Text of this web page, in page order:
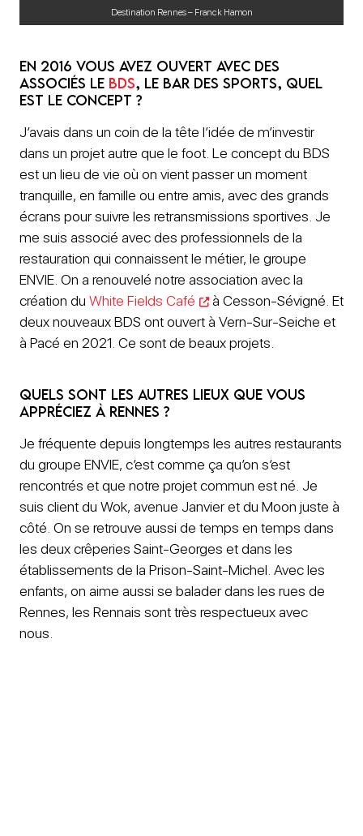
Destination Rennes – Franck Hamon
En 2016 vous avez ouvert avec des
associés le BDS, le Bar des Sports, quel
est le concept ?
J’avais dans un coin de la tête l’idée de m’investir
dans un projet autre que le foot. Le concept du BDS
est un lieu de vie où on vient passer un moment
tranquille, en famille ou entre amis, avec des grands
écrans pour suivre les retransmissions sportives. Je
me suis associé avec des professionnels de la
restauration qui connaissent le métier, le groupe
ENVIE. On a renouvelé notre association avec la
création du White Fields Café
à Cesson-Sévigné. Et
deux nouveaux BDS ont ouvert à Vern-Sur-Seiche et
à Pacé en 2021. Ce sont de beaux projets.
Quels sont les autres lieux que vous
appréciez à Rennes ?
Je fréquente depuis longtemps les autres restaurants
du groupe ENVIE, c’est comme ça qu’on s’est
rencontrés et que notre projet commun est né. Je
suis client du Wok, avenue Janvier et du Moon juste à
côté. On se retrouve aussi de temps en temps dans
les deux crêperies Saint-Georges et dans les
établissements de la Prison-Saint-Michel. Avec les
enfants, on aime aussi se balader dans les rues de
Rennes, les Rennais sont très respectueux avec
nous.